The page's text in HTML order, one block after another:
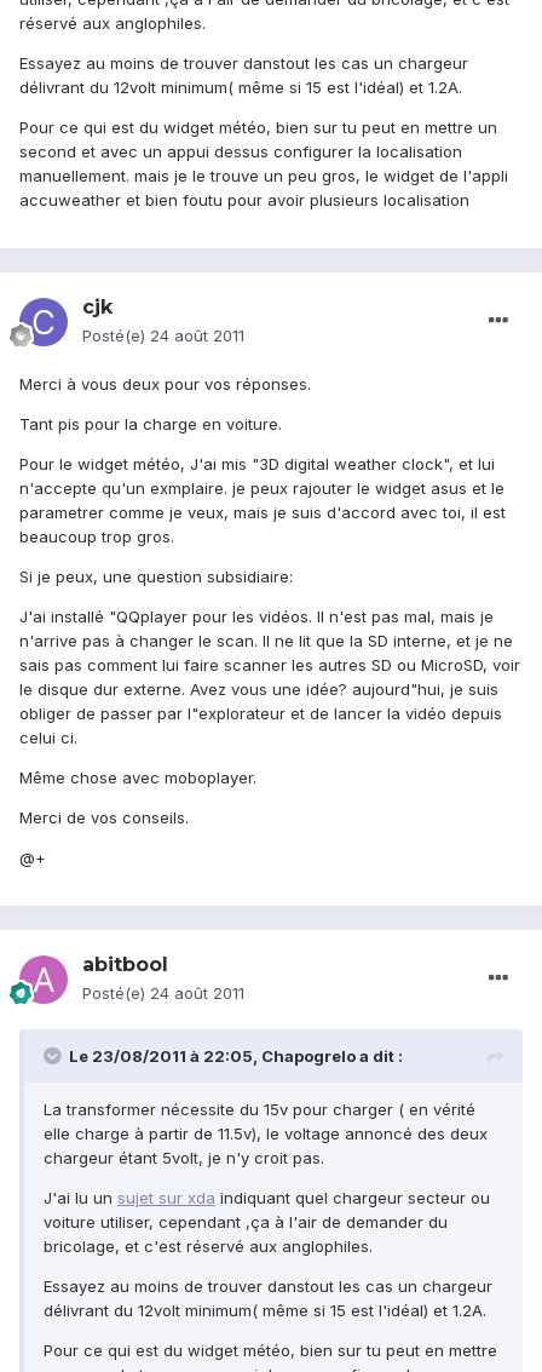
réservé aux anglophiles.
Essayez au moins de trouver danstout les cas un chargeur
délivrant du 12volt minimum( même si 15 est l'idéal) et 1.2A.
Pour ce qui est du widget météo, bien sur tu peut en mettre un
second et avec un appui dessus configurer la localisation
manuellement. mais je le trouve un peu gros, le widget de l'appli
accuweather et bien foutu pour avoir plusieurs localisation
cjk
Posté(e) 24 août 2011
Merci à vous deux pour vos réponses.
Tant pis pour la charge en voiture.
Pour le widget météo, J'ai mis "3D digital weather clock", et lui
n'accepte qu'un exmplaire. je peux rajouter le widget asus et le
parametrer comme je veux, mais je suis d'accord avec toi, il est
beaucoup trop gros.
Si je peux, une question subsidiaire:
J'ai installé "QQplayer pour les vidéos. Il n'est pas mal, mais je
n'arrive pas à changer le scan. Il ne lit que la SD interne, et je ne
sais pas comment lui faire scanner les autres SD ou MicroSD, voir
le disque dur externe. Avez vous une idée? aujourd"hui, je suis
obliger de passer par l"explorateur et de lancer la vidéo depuis
celui ci.
Même chose avec moboplayer.
Merci de vos conseils.
@+
abitbool
Posté(e) 24 août 2011
Le 23/08/2011 à 22:05, Chapogrelo a dit :
La transformer nécessite du 15v pour charger ( en vérité
elle charge à partir de 11.5v), le voltage annoncé des deux
chargeur étant 5volt, je n'y croit pas.
J'ai lu un sujet sur xda indiquant quel chargeur secteur ou
voiture utiliser, cependant ,ça à l'air de demander du
bricolage, et c'est réservé aux anglophiles.
Essayez au moins de trouver danstout les cas un chargeur
délivrant du 12volt minimum( même si 15 est l'idéal) et 1.2A.
Pour ce qui est du widget météo, bien sur tu peut en mettre